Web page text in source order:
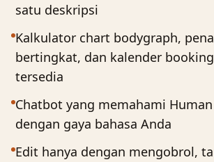
satu deskripsi
Kalkulator chart bodygraph,
bertingkat, dan kalender
tersedia
Chatbot yang memahami
dengan gaya bahasa Anda
Edit hanya dengan mengobrol,